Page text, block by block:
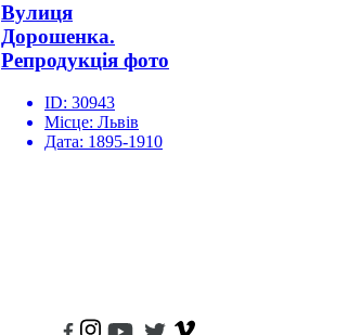
Вулиця
Дорошенка.
Репродукція фото
ID: 30943
Місце: Львів
Дата: 1895-1910